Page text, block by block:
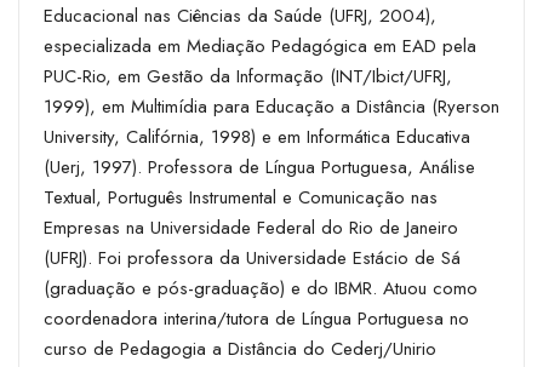
Educacional nas Ciências da Saúde (UFRJ, 2004),
especializada em Mediação Pedagógica em EAD pela
PUC-Rio, em Gestão da Informação (INT/Ibict/UFRJ,
1999), em Multimídia para Educação a Distância (Ryerson
University, Califórnia, 1998) e em Informática Educativa
(Uerj, 1997). Professora de Língua Portuguesa, Análise
Textual, Português Instrumental e Comunicação nas
Empresas na Universidade Federal do Rio de Janeiro
(UFRJ). Foi professora da Universidade Estácio de Sá
(graduação e pós-graduação) e do IBMR. Atuou como
coordenadora interina/tutora de Língua Portuguesa no
curso de Pedagogia a Distância do Cederj/Unirio